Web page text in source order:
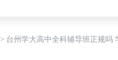
> 台州学大高中全科辅导班正规吗